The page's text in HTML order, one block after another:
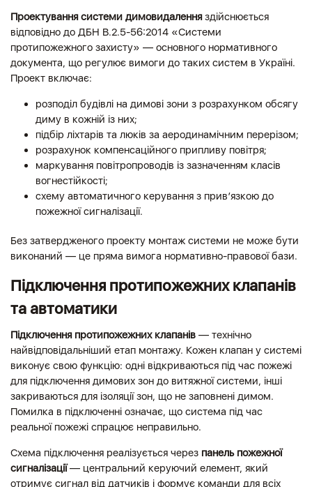
Проектування системи димовидаленняздійснюється
відповідно до ДБН В.2.5-56:2014 «Системи
протипожежного захисту» — основного нормативного
документа, що регулює вимоги до таких систем в Україні.
Проект включає:
розподіл будівлі на димові зони з розрахунком обсягу
диму в кожній із них;
підбір ліхтарів та люків за аеродинамічним перерізом;
розрахунок компенсаційного припливу повітря;
маркування повітропроводів із зазначенням класів
вогнестійкості;
схему автоматичного керування з прив’язкою до
пожежної сигналізації.
Без затвердженого проекту монтаж системи не може бути
виконаний — це пряма вимога нормативно-правової бази.
Підключення протипожежних клапанів
та автоматики
Підключення протипожежних клапанів — технічно
найвідповідальніший етап монтажу. Кожен клапан у системі
виконує свою функцію: одні відкриваються під час пожежі
для підключення димових зон до витяжної системи, інші
закриваються для ізоляції зон, що не заповнені димом.
Помилка в підключенні означає, що система під час
реальної пожежі спрацює неправильно.
Схема підключення реалізується через панель пожежної
сигналізації— центральний керуючий елемент, який
отримує сигнал від датчиків і формує команди для всіх